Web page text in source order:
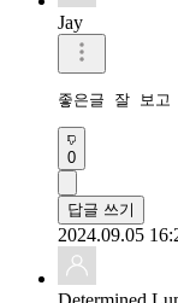
Jay
좋은글 잘 보
0
답글 쓰기
2024.09.05